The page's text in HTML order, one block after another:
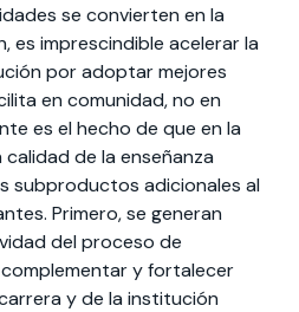
se convierten en la
es imprescindible acelerar la
por adoptar mejores
en comunidad, no en
es el hecho de que en la
de la enseñanza
subproductos adicionales al
Primero, se generan
del proceso de
y fortalecer
y de la institución